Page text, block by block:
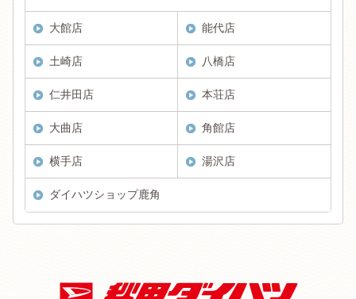
大館店 能代店
土崎店 八橋店
仁井田店 本荘店
大曲店 角館店
横手店 湯沢店
ダイハツショップ鹿角